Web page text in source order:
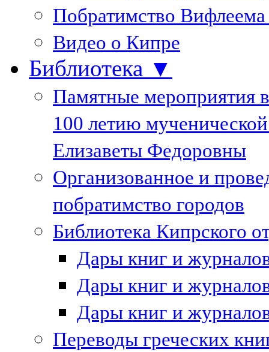
Побратимство
Видео о Кипре
Библиотека ▼
Памятные мероприятия
100 летию
Елизаветы Федоровны
Организованное и
побратимство городов
Библиотека Кипрского
Дары книг и
Дары книг и
Дары книг и
Переводы греческих